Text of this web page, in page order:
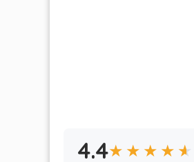
4.4★ ★ ★ ★ ★